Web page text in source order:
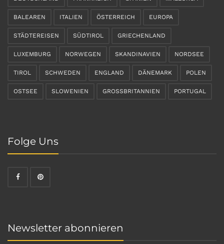
BALEAREN ITALIEN ÖSTERREICH EUROPA
STÄDTEREISEN SÜDTIROL GRIECHENLAND
LUXEMBURG NORWEGEN SKANDINAVIEN NORDSEE
TIROL SCHWEDEN ENGLAND DÄNEMARK POLEN
OSTSEE SLOWENIEN GROSSBRITANNIEN PORTUGAL
Folge Uns
Newsletter abonnieren